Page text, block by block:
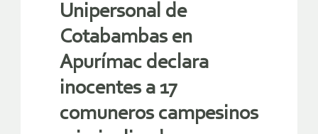
Unipersonal de
Cotabambas en
Apurímac declara
inocentes a 17
comuneros campesinos